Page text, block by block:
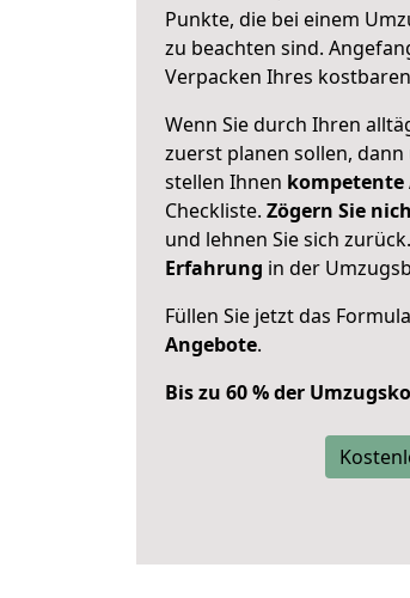
Punkte, die bei einem
zu beachten sind.
Verpacken Ihres
Wenn Sie durch Ihren
zuerst planen sollen,
stellen Ihnen kompetente
Checkliste. Zögern Sie
und lehnen Sie sich zurück.
Erfahrung in der
Füllen Sie jetzt das
Angebote.
Bis zu 60 % der